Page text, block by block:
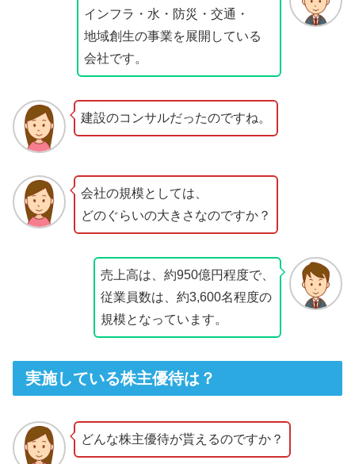
インフラ・水・防災・交通・
地域創生の事業を展開している
会社です。
建設のコンサルだったのですね。
会社の規模としては、
どのぐらいの大きさなのですか？
売上高は、約950億円程度で、
従業員数は、約3,600名程度の
規模となっています。
実施している株主優待は？
どんな株主優待が貰えるのですか？